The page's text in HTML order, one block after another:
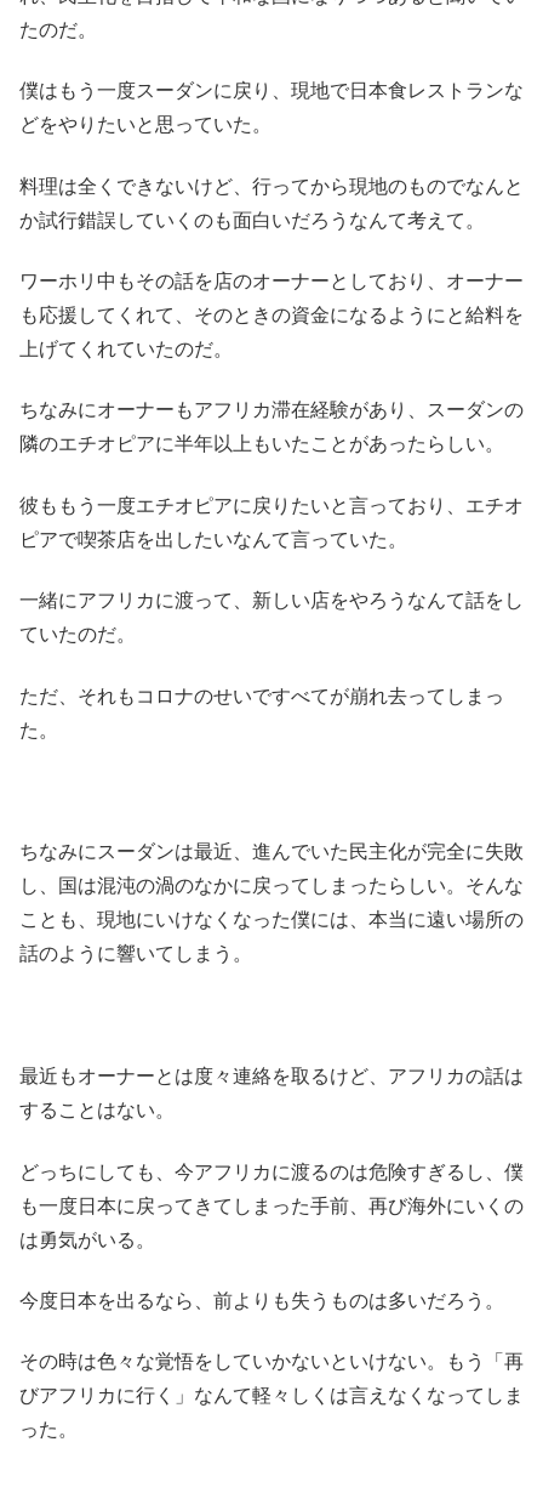
たのだ。
僕はもう一度スーダンに戻り、現地で日本食レストランな
どをやりたいと思っていた。
料理は全くできないけど、行ってから現地のものでなんと
か試行錯誤していくのも面白いだろうなんて考えて。
ワーホリ中もその話を店のオーナーとしており、オーナー
も応援してくれて、そのときの資金になるようにと給料を
上げてくれていたのだ。
ちなみにオーナーもアフリカ滞在経験があり、スーダンの
隣のエチオピアに半年以上もいたことがあったらしい。
彼ももう一度エチオピアに戻りたいと言っており、エチオ
ピアで喫茶店を出したいなんて言っていた。
一緒にアフリカに渡って、新しい店をやろうなんて話をし
ていたのだ。
ただ、それもコロナのせいですべてが崩れ去ってしまっ
た。
ちなみにスーダンは最近、進んでいた民主化が完全に失敗
し、国は混沌の渦のなかに戻ってしまったらしい。そんな
ことも、現地にいけなくなった僕には、本当に遠い場所の
話のように響いてしまう。
最近もオーナーとは度々連絡を取るけど、アフリカの話は
することはない。
どっちにしても、今アフリカに渡るのは危険すぎるし、僕
も一度日本に戻ってきてしまった手前、再び海外にいくの
は勇気がいる。
今度日本を出るなら、前よりも失うものは多いだろう。
その時は色々な覚悟をしていかないといけない。もう「再
びアフリカに行く」なんて軽々しくは言えなくなってしま
った。